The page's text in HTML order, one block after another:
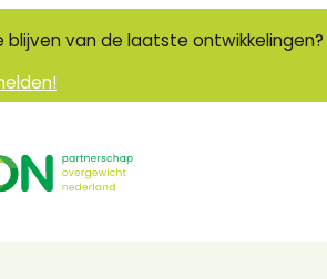
van de laatste ontwikkelingen?